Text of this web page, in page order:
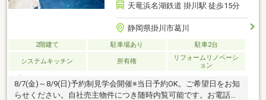
天竜浜名湖鉄道 掛川駅 徒歩15分
静岡県掛川市葛川
2階建て 駐車場あり 駐車2台
システムキッチン 所有権
リフォームリノベーシ
ョン
8/7(金)～8/9(日)予約制見学会開催※当日予約OK。ご希望日をお知
らせください。自社売主物件につき随時内覧可能です。お電話か